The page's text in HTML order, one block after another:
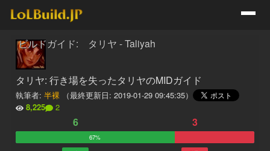
ビルドガイド: タリヤ - Taliyah
タリヤ: 行き場を失ったタリヤのMIDガイド
執筆者: 半裸 （最終更新日: 2019-01-29 09:45:35）
8,225
2
6 3
67%